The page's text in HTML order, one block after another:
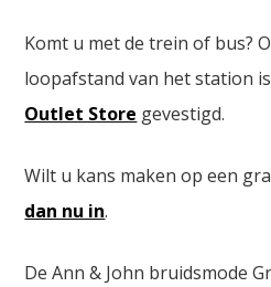
Komt u met de trein of bus?
loopafstand van het station
Outlet Store gevestigd.
Wilt u kans maken op een
dan nu in.
De Ann & John bruidsmode